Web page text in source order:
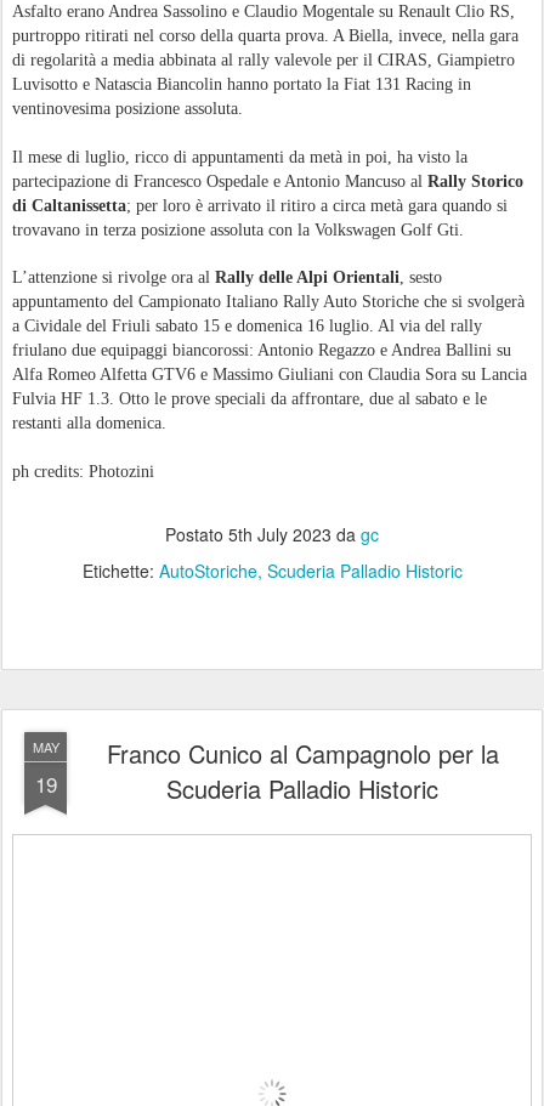
Asfalto erano Andrea Sassolino e Claudio Mogentale su Renault Clio RS,
purtroppo ritirati nel corso della quarta prova. A Biella, invece, nella gara
di regolarità a media abbinata al rally valevole per il CIRAS, Giampietro
Luvisotto e Natascia Biancolin hanno portato la Fiat 131 Racing in
ventinovesima posizione assoluta.
Il mese di luglio, ricco di appuntamenti da metà in poi, ha visto la
partecipazione di Francesco Ospedale e Antonio Mancuso al Rally Storico
di Caltanissetta; per loro è arrivato il ritiro a circa metà gara quando si
trovavano in terza posizione assoluta con la Volkswagen Golf Gti.
L’attenzione si rivolge ora al Rally delle Alpi Orientali , sesto
appuntamento del Campionato Italiano Rally Auto Storiche che si svolgerà
a Cividale del Friuli sabato 15 e domenica 16 luglio. Al via del rally
friulano due equipaggi biancorossi: Antonio Regazzo e Andrea Ballini su
Alfa Romeo Alfetta GTV6 e Massimo Giuliani con Claudia Sora su Lancia
Fulvia HF 1.3. Otto le prove speciali da affrontare, due al sabato e le
restanti alla domenica.
ph credits: Photozini
Postato 5th July 2023 da gc
Etichette: AutoStoriche Scuderia Palladio Historic
MAY
19
Franco Cunico al Campagnolo per la
Scuderia Palladio Historic